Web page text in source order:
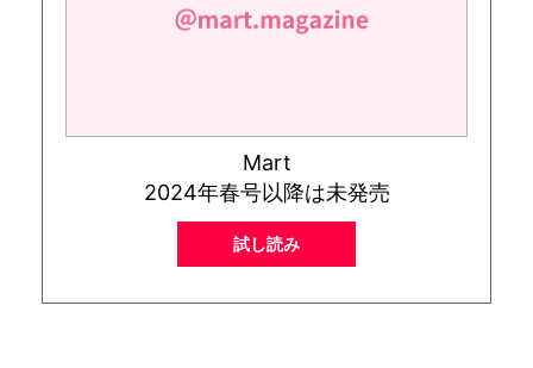
Mart
2024年春号以降は未発売
試し読み